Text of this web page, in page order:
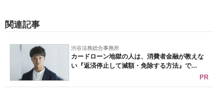
関連記事
渋谷法務総合事務所
カードローン地獄の人は、消費者金融が教えな
い『返済停止して減額・免除する方法』で...
PR